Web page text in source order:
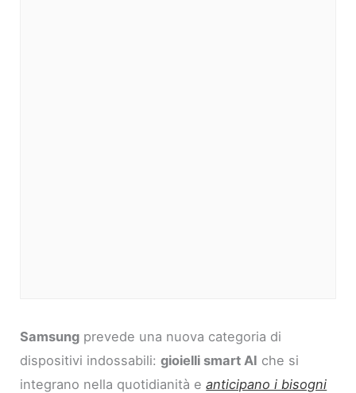
Samsung prevede una nuova categoria di
dispositivi indossabili:gioielli smart AI che si
integrano nella quotidianità eanticipano i bisogni